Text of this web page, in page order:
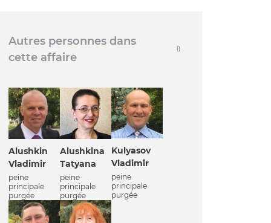
Autres personnes dans
cette affaire
Alushkin
Vladimir
peine
principale
purgée
Alushkina
Tatyana
peine
principale
purgée
Kulyasov
Vladimir
peine
principale
purgée